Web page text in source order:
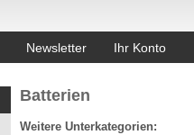
Newsletter Ihr Konto
Batterien
Weitere Unterkategorien: